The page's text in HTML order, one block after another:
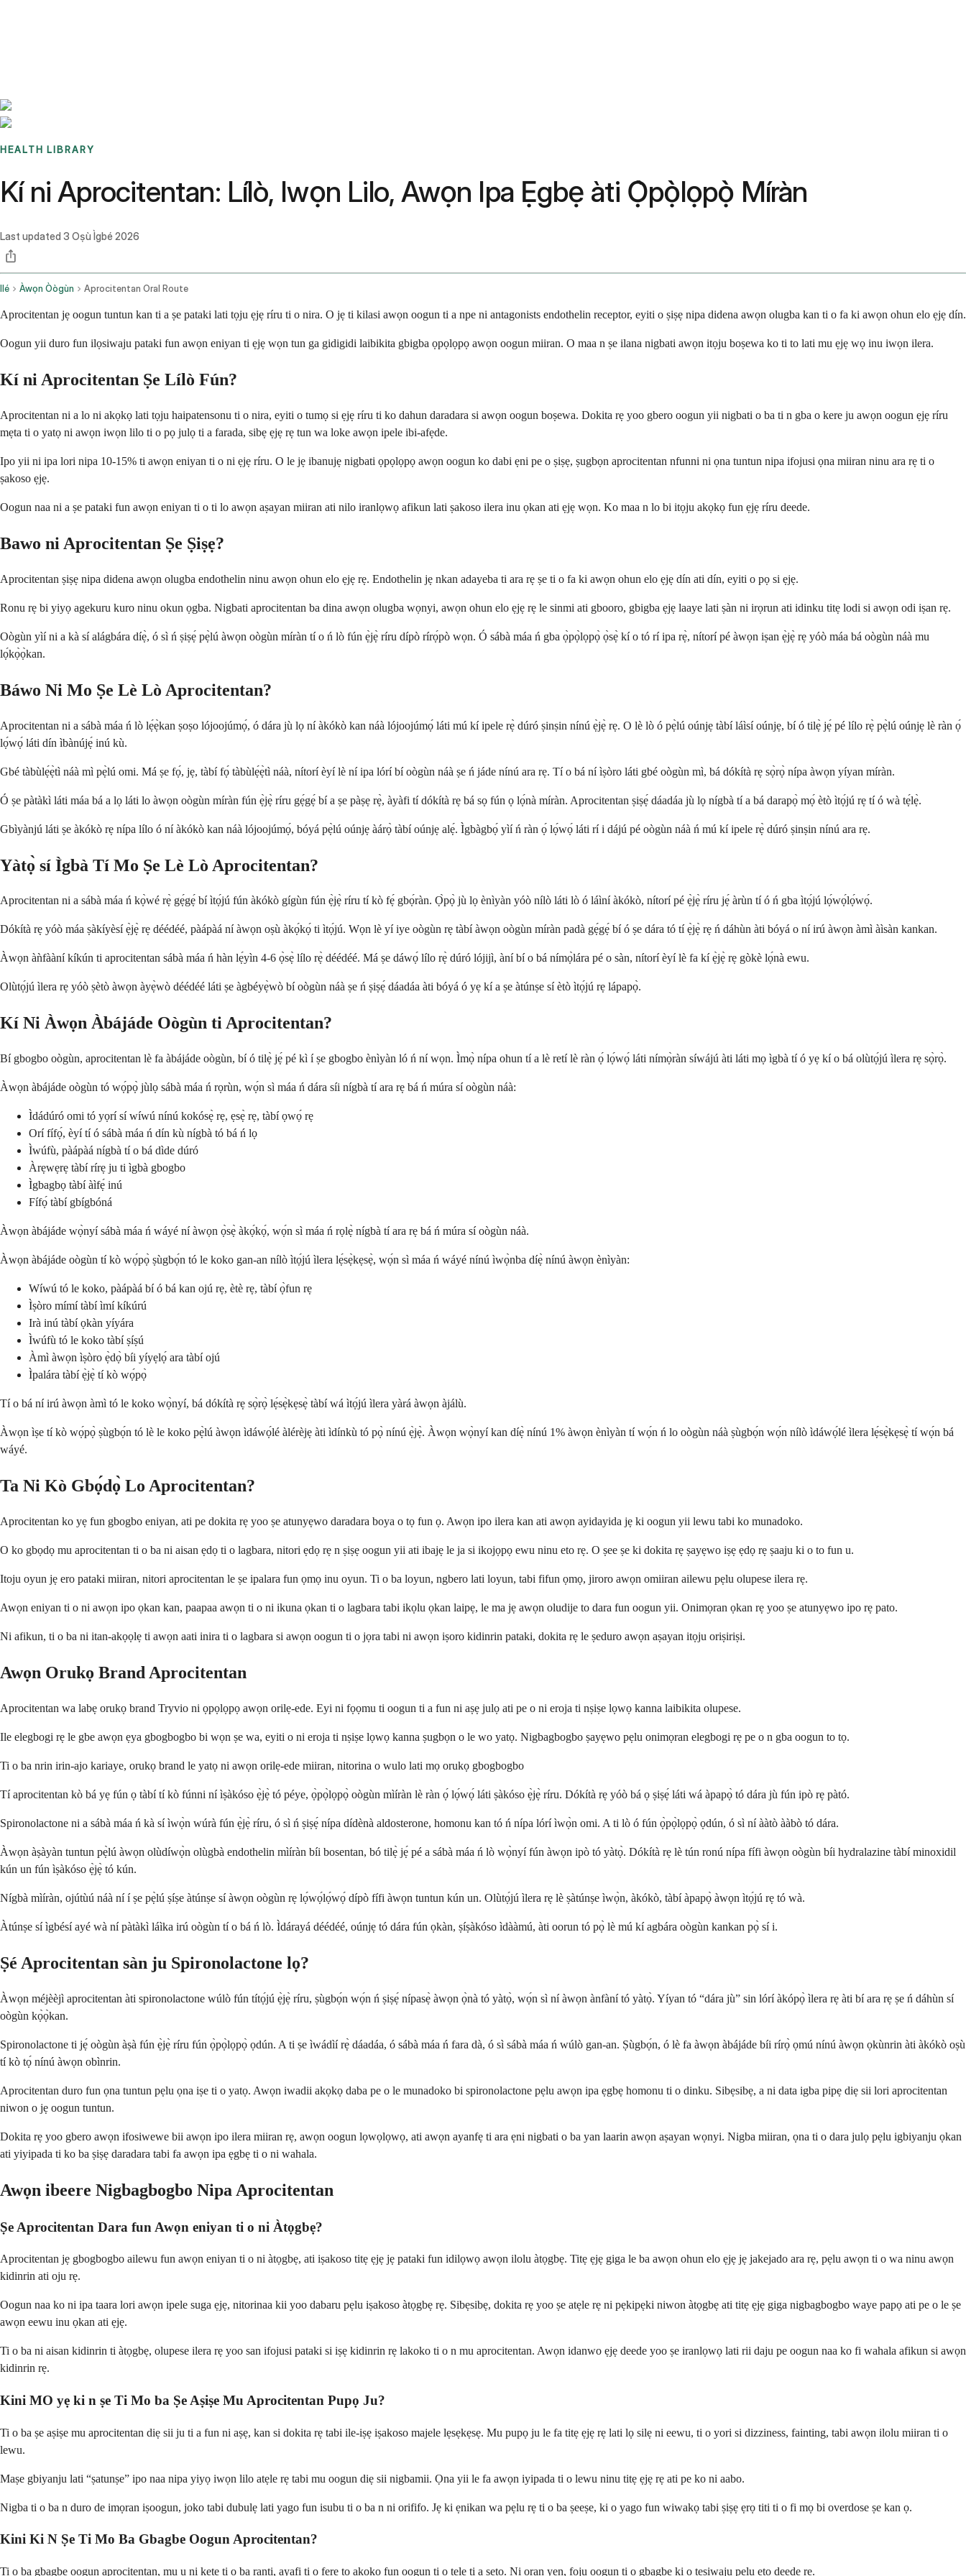
HEALTH LIBRARY
Kí ni Aprocitentan: Lílò, Iwọn Lilo, Awọn Ipa Ẹgbẹ àti Ọ̀pọ̀lọpọ̀ Míràn
Last updated 3 Oṣù Ìgbé 2026
Ilé Àwọn Òògùn Aprocitentan Oral Route
Aprocitentan jẹ oogun tuntun kan ti a ṣe pataki lati tọju ẹjẹ ríru ti o nira. O jẹ ti kilasi awọn oogun ti a npe ni antagonists endothelin receptor, eyiti o ṣiṣẹ nipa didena awọn olugba kan ti o fa ki awọn ohun elo ẹjẹ dín.
Oogun yii duro fun ilọsiwaju pataki fun awọn eniyan ti ẹjẹ wọn tun ga gidigidi laibikita gbigba ọpọlọpọ awọn oogun miiran. O maa n ṣe ilana nigbati awọn itọju boṣewa ko ti to lati mu ẹjẹ wọ inu iwọn ilera.
Kí ni Aprocitentan Ṣe Lílò Fún?
Aprocitentan ni a lo ni akọkọ lati tọju haipatensonu ti o nira, eyiti o tumọ si ẹjẹ ríru ti ko dahun daradara si awọn oogun boṣewa. Dokita rẹ yoo gbero oogun yii nigbati o ba ti n gba o kere ju awọn oogun ẹjẹ ríru
mẹta ti o yatọ ni awọn iwọn lilo ti o pọ julọ ti a farada, sibẹ ẹjẹ rẹ tun wa loke awọn ipele ibi-afẹde.
Ipo yii ni ipa lori nipa 10-15% ti awọn eniyan ti o ni ẹjẹ ríru. O le jẹ ibanujẹ nigbati ọpọlọpọ awọn oogun ko dabi ẹni pe o ṣiṣẹ, ṣugbọn aprocitentan nfunni ni ọna tuntun nipa ifojusi ọna miiran ninu ara rẹ ti o
ṣakoso ẹjẹ.
Oogun naa ni a ṣe pataki fun awọn eniyan ti o ti lo awọn aṣayan miiran ati nilo iranlọwọ afikun lati ṣakoso ilera inu ọkan ati ẹjẹ wọn. Ko maa n lo bi itọju akọkọ fun ẹjẹ ríru deede.
Bawo ni Aprocitentan Ṣe Ṣiṣẹ?
Aprocitentan ṣiṣẹ nipa didena awọn olugba endothelin ninu awọn ohun elo ẹjẹ rẹ. Endothelin jẹ nkan adayeba ti ara rẹ ṣe ti o fa ki awọn ohun elo ẹjẹ dín ati dín, eyiti o pọ si ẹjẹ.
Ronu rẹ bi yiyọ agekuru kuro ninu okun ọgba. Nigbati aprocitentan ba dina awọn olugba wọnyi, awọn ohun elo ẹjẹ rẹ le sinmi ati gbooro, gbigba ẹjẹ laaye lati ṣàn ni irọrun ati idinku titẹ lodi si awọn odi iṣan rẹ.
Oògùn yìí ni a kà sí alágbára díẹ̀, ó sì ń ṣiṣẹ́ pẹ̀lú àwọn oògùn míràn tí o ń lò fún ẹ̀jẹ̀ ríru dípò rírọ́pò wọn. Ó sábà máa ń gba ọ̀pọ̀lọpọ̀ ọ̀sẹ̀ kí o tó rí ipa rẹ̀, nítorí pé àwọn iṣan ẹ̀jẹ̀ rẹ yóò máa bá oògùn náà mu
lọ́kọ̀ọ̀kan.
Báwo Ni Mo Ṣe Lè Lò Aprocitentan?
Aprocitentan ni a sábà máa ń lò lẹ́ẹ̀kan ṣoṣo lójoojúmọ́, ó dára jù lọ ní àkókò kan náà lójoojúmọ́ láti mú kí ipele rẹ̀ dúró ṣinṣin nínú ẹ̀jẹ̀ rẹ. O lè lò ó pẹ̀lú oúnjẹ tàbí láìsí oúnjẹ, bí ó tilẹ̀ jẹ́ pé lílo rẹ̀ pẹ̀lú oúnjẹ lè ràn ọ́
lọ́wọ́ láti dín ìbànújẹ́ inú kù.
Gbé tàbùlẹ́ẹ̀tì náà mì pẹ̀lú omi. Má ṣe fọ́, jẹ, tàbí fọ́ tàbùlẹ́ẹ̀tì náà, nítorí èyí lè ní ipa lórí bí oògùn náà ṣe ń jáde nínú ara rẹ. Tí o bá ní ìṣòro láti gbé oògùn mì, bá dókítà rẹ sọ̀rọ̀ nípa àwọn yíyan míràn.
Ó ṣe pàtàkì láti máa bá a lọ láti lo àwọn oògùn míràn fún ẹ̀jẹ̀ ríru gẹ́gẹ́ bí a ṣe pàṣẹ rẹ̀, àyàfi tí dókítà rẹ bá sọ fún ọ lọ́nà míràn. Aprocitentan ṣiṣẹ́ dáadáa jù lọ nígbà tí a bá darapọ̀ mọ́ ètò ìtọ́jú rẹ tí ó wà tẹ́lẹ̀.
Gbìyànjú láti ṣe àkókò rẹ nípa lílo ó ní àkókò kan náà lójoojúmọ́, bóyá pẹ̀lú oúnjẹ àárọ̀ tàbí oúnjẹ alẹ́. Ìgbàgbọ́ yìí ń ràn ọ́ lọ́wọ́ láti rí i dájú pé oògùn náà ń mú kí ipele rẹ̀ dúró ṣinṣin nínú ara rẹ.
Yàtọ̀ sí Ìgbà Tí Mo Ṣe Lè Lò Aprocitentan?
Aprocitentan ni a sábà máa ń kọ̀wé rẹ̀ gẹ́gẹ́ bí ìtọ́jú fún àkókò gígùn fún ẹ̀jẹ̀ ríru tí kò fẹ́ gbọ́ràn. Ọ̀pọ̀ jù lọ ènìyàn yóò nílò láti lò ó láìní àkókò, nítorí pé ẹ̀jẹ̀ ríru jẹ́ àrùn tí ó ń gba ìtọ́jú lọ́wọ́lọ́wọ́.
Dókítà rẹ yóò máa ṣàkíyèsí ẹ̀jẹ̀ rẹ déédéé, pàápàá ní àwọn oṣù àkọ́kọ́ ti ìtọ́jú. Wọn lè yí iye oògùn rẹ tàbí àwọn oògùn míràn padà gẹ́gẹ́ bí ó ṣe dára tó tí ẹ̀jẹ̀ rẹ ń dáhùn àti bóyá o ní irú àwọn àmì àìsàn kankan.
Àwọn àǹfààní kíkún ti aprocitentan sábà máa ń hàn lẹ́yìn 4-6 ọ̀sẹ̀ lílo rẹ̀ déédéé. Má ṣe dáwọ́ lílo rẹ̀ dúró lójijì, àní bí o bá nímọ̀lára pé o sàn, nítorí èyí lè fa kí ẹ̀jẹ̀ rẹ gòkè lọ́nà ewu.
Olùtọ́jú ìlera rẹ yóò ṣètò àwọn àyẹ̀wò déédéé láti ṣe àgbéyẹ̀wò bí oògùn náà ṣe ń ṣiṣẹ́ dáadáa àti bóyá ó yẹ kí a ṣe àtúnṣe sí ètò ìtọ́jú rẹ lápapọ̀.
Kí Ni Àwọn Àbájáde Oògùn ti Aprocitentan?
Bí gbogbo oògùn, aprocitentan lè fa àbájáde oògùn, bí ó tilẹ̀ jẹ́ pé kì í ṣe gbogbo ènìyàn ló ń ní wọn. Ìmọ̀ nípa ohun tí a lè retí lè ràn ọ́ lọ́wọ́ láti nímọ̀ràn síwájú àti láti mọ ìgbà tí ó yẹ kí o bá olùtọ́jú ìlera rẹ sọ̀rọ̀.
Àwọn àbájáde oògùn tó wọ́pọ̀ jùlọ sábà máa ń rọrùn, wọ́n sì máa ń dára síi nígbà tí ara rẹ bá ń múra sí oògùn náà:
Ìdádúró omi tó yọrí sí wíwú nínú kokósẹ̀ rẹ, ẹsẹ̀ rẹ, tàbí ọwọ́ rẹ
Orí fífọ́, èyí tí ó sábà máa ń dín kù nígbà tó bá ń lọ
Ìwúfù, pàápàá nígbà tí o bá dìde dúró
Àrẹwẹrẹ tàbí rírẹ ju ti ìgbà gbogbo
Ìgbagbọ tàbí àìfẹ́ inú
Fífọ́ tàbí gbígbóná
Àwọn àbájáde wọ̀nyí sábà máa ń wáyé ní àwọn ọ̀sẹ̀ àkọ́kọ́, wọ́n sì máa ń rọlẹ̀ nígbà tí ara rẹ bá ń múra sí oògùn náà.
Àwọn àbájáde oògùn tí kò wọ́pọ̀ ṣùgbọ́n tó le koko gan-an nílò ìtọ́jú ìlera lẹ́sẹ̀kẹsẹ̀, wọ́n sì máa ń wáyé nínú ìwọ̀nba díẹ̀ nínú àwọn ènìyàn:
Wíwú tó le koko, pàápàá bí ó bá kan ojú rẹ, ètè rẹ, tàbí ọ̀fun rẹ
Ìṣòro mímí tàbí ìmí kíkúrú
Irà inú tàbí ọkàn yíyára
Ìwúfù tó le koko tàbí ṣíṣú
Àmì àwọn ìṣòro ẹ̀dọ̀ bíi yíyẹlọ́ ara tàbí ojú
Ìpalára tàbí ẹ̀jẹ̀ tí kò wọ́pọ̀
Tí o bá ní irú àwọn àmì tó le koko wọ̀nyí, bá dókítà rẹ sọ̀rọ̀ lẹ́sẹ̀kẹsẹ̀ tàbí wá ìtọ́jú ìlera yàrá àwọn àjálù.
Àwọn ìṣe tí kò wọ́pọ̀ ṣùgbọ́n tó lè le koko pẹ̀lú àwọn ìdáwọ́lé àlérèjẹ àti ìdínkù tó pọ̀ nínú ẹ̀jẹ̀. Àwọn wọ̀nyí kan díẹ̀ nínú 1% àwọn ènìyàn tí wọ́n ń lo oògùn náà ṣùgbọ́n wọ́n nílò ìdáwọ́lé ìlera lẹ́sẹ̀kẹsẹ̀ tí wọ́n bá
wáyé.
Ta Ni Kò Gbọ́dọ̀ Lo Aprocitentan?
Aprocitentan ko yẹ fun gbogbo eniyan, ati pe dokita rẹ yoo ṣe atunyẹwo daradara boya o tọ fun ọ. Awọn ipo ilera kan ati awọn ayidayida jẹ ki oogun yii lewu tabi ko munadoko.
O ko gbọdọ mu aprocitentan ti o ba ni aisan ẹdọ ti o lagbara, nitori ẹdọ rẹ n ṣiṣẹ oogun yii ati ibajẹ le ja si ikojọpọ ewu ninu eto rẹ. O ṣee ṣe ki dokita rẹ ṣayẹwo iṣẹ ẹdọ rẹ ṣaaju ki o to fun u.
Itoju oyun jẹ ero pataki miiran, nitori aprocitentan le ṣe ipalara fun ọmọ inu oyun. Ti o ba loyun, ngbero lati loyun, tabi fifun ọmọ, jiroro awọn omiiran ailewu pẹlu olupese ilera rẹ.
Awọn eniyan ti o ni awọn ipo ọkan kan, paapaa awọn ti o ni ikuna ọkan ti o lagbara tabi ikọlu ọkan laipẹ, le ma jẹ awọn oludije to dara fun oogun yii. Onimọran ọkan rẹ yoo ṣe atunyẹwo ipo rẹ pato.
Ni afikun, ti o ba ni itan-akọọlẹ ti awọn aati inira ti o lagbara si awọn oogun ti o jọra tabi ni awọn iṣoro kidinrin pataki, dokita rẹ le ṣeduro awọn aṣayan itọju oriṣiriṣi.
Awọn Orukọ Brand Aprocitentan
Aprocitentan wa labẹ orukọ brand Tryvio ni ọpọlọpọ awọn orilẹ-ede. Eyi ni fọọmu ti oogun ti a fun ni aṣẹ julọ ati pe o ni eroja ti nṣiṣe lọwọ kanna laibikita olupese.
Ile elegbogi rẹ le gbe awọn ẹya gbogbogbo bi wọn ṣe wa, eyiti o ni eroja ti nṣiṣe lọwọ kanna ṣugbọn o le wo yatọ. Nigbagbogbo ṣayẹwo pẹlu onimọran elegbogi rẹ pe o n gba oogun to tọ.
Ti o ba nrin irin-ajo kariaye, orukọ brand le yatọ ni awọn orilẹ-ede miiran, nitorina o wulo lati mọ orukọ gbogbogbo
Tí aprocitentan kò bá yẹ fún ọ tàbí tí kò fúnni ní ìṣàkóso ẹ̀jẹ̀ tó péye, ọ̀pọ̀lọpọ̀ oògùn mìíràn lè ràn ọ́ lọ́wọ́ láti ṣàkóso ẹ̀jẹ̀ ríru. Dókítà rẹ yóò bá ọ ṣiṣẹ́ láti wá àpapọ̀ tó dára jù fún ipò rẹ pàtó.
Spironolactone ni a sábà máa ń kà sí ìwọ̀n wúrà fún ẹ̀jẹ̀ ríru, ó sì ń ṣiṣẹ́ nípa dídènà aldosterone, homonu kan tó ń nípa lórí ìwọ̀n omi. A ti lò ó fún ọ̀pọ̀lọpọ̀ ọdún, ó sì ní ààtò ààbò tó dára.
Àwọn àṣàyàn tuntun pẹ̀lú àwọn olùdíwọ̀n olùgbà endothelin mìíràn bíi bosentan, bó tilẹ̀ jẹ́ pé a sábà máa ń lò wọ̀nyí fún àwọn ipò tó yàtọ̀. Dókítà rẹ lè tún ronú nípa fífi àwọn oògùn bíi hydralazine tàbí minoxidil
kún un fún ìṣàkóso ẹ̀jẹ̀ tó kún.
Nígbà mìíràn, ojútùú náà ní í ṣe pẹ̀lú ṣíṣe àtúnṣe sí àwọn oògùn rẹ lọ́wọ́lọ́wọ́ dípò fífi àwọn tuntun kún un. Olùtọ́jú ìlera rẹ lè ṣàtúnṣe ìwọ̀n, àkókò, tàbí àpapọ̀ àwọn ìtọ́jú rẹ tó wà.
Àtúnṣe sí ìgbésí ayé wà ní pàtàkì láìka irú oògùn tí o bá ń lò. Ìdárayá déédéé, oúnjẹ tó dára fún ọkàn, ṣíṣàkóso ìdààmú, àti oorun tó pọ̀ lè mú kí agbára oògùn kankan pọ̀ sí i.
Ṣé Aprocitentan sàn ju Spironolactone lọ?
Àwọn méjèèjì aprocitentan àti spironolactone wúlò fún títọ́jú ẹ̀jẹ̀ ríru, ṣùgbọ́n wọ́n ń ṣiṣẹ́ nípasẹ̀ àwọn ọ̀nà tó yàtọ̀, wọ́n sì ní àwọn ànfàní tó yàtọ̀. Yíyan tó “dára jù” sin lórí àkópọ̀ ìlera rẹ àti bí ara rẹ ṣe ń dáhùn sí
oògùn kọ̀ọ̀kan.
Spironolactone ti jẹ́ oògùn àṣà fún ẹ̀jẹ̀ ríru fún ọ̀pọ̀lọpọ̀ ọdún. A ti ṣe ìwádìí rẹ̀ dáadáa, ó sábà máa ń fara dà, ó sì sábà máa ń wúlò gan-an. Ṣùgbọ́n, ó lè fa àwọn àbájáde bíi rírọ̀ ọmú nínú àwọn ọkùnrin àti àkókò oṣù
tí kò tọ́ nínú àwọn obìnrin.
Aprocitentan duro fun ọna tuntun pẹlu ọna iṣe ti o yatọ. Awọn iwadii akọkọ daba pe o le munadoko bi spironolactone pẹlu awọn ipa ẹgbẹ homonu ti o dinku. Sibẹsibẹ, a ni data igba pipẹ diẹ sii lori aprocitentan
niwon o jẹ oogun tuntun.
Dokita rẹ yoo gbero awọn ifosiwewe bii awọn ipo ilera miiran rẹ, awọn oogun lọwọlọwọ, ati awọn ayanfẹ ti ara ẹni nigbati o ba yan laarin awọn aṣayan wọnyi. Nigba miiran, ọna ti o dara julọ pẹlu igbiyanju ọkan
ati yiyipada ti ko ba ṣiṣẹ daradara tabi fa awọn ipa ẹgbẹ ti o ni wahala.
Awọn ibeere Nigbagbogbo Nipa Aprocitentan
Ṣe Aprocitentan Dara fun Awọn eniyan ti o ni Àtọgbẹ?
Aprocitentan jẹ gbogbogbo ailewu fun awọn eniyan ti o ni àtọgbẹ, ati iṣakoso titẹ ẹjẹ jẹ pataki fun idilọwọ awọn ilolu àtọgbẹ. Titẹ ẹjẹ giga le ba awọn ohun elo ẹjẹ jẹ jakejado ara rẹ, pẹlu awọn ti o wa ninu awọn
kidinrin ati oju rẹ.
Oogun naa ko ni ipa taara lori awọn ipele suga ẹjẹ, nitorinaa kii yoo dabaru pẹlu iṣakoso àtọgbẹ rẹ. Sibẹsibẹ, dokita rẹ yoo ṣe atẹle rẹ ni pẹkipẹki niwon àtọgbẹ ati titẹ ẹjẹ giga nigbagbogbo waye papọ ati pe o le ṣe
awọn eewu inu ọkan ati ẹjẹ.
Ti o ba ni aisan kidinrin ti àtọgbẹ, olupese ilera rẹ yoo san ifojusi pataki si iṣẹ kidinrin rẹ lakoko ti o n mu aprocitentan. Awọn idanwo ẹjẹ deede yoo ṣe iranlọwọ lati rii daju pe oogun naa ko fi wahala afikun si awọn
kidinrin rẹ.
Kini MO yẹ ki n ṣe Ti Mo ba Ṣe Aṣiṣe Mu Aprocitentan Pupọ Ju?
Ti o ba ṣe aṣiṣe mu aprocitentan diẹ sii ju ti a fun ni aṣẹ, kan si dokita rẹ tabi ile-iṣẹ iṣakoso majele lẹsẹkẹsẹ. Mu pupọ ju le fa titẹ ẹjẹ rẹ lati lọ silẹ ni eewu, ti o yori si dizziness, fainting, tabi awọn ilolu miiran ti o
lewu.
Maṣe gbiyanju lati “ṣatunṣe” ipo naa nipa yiyọ iwọn lilo atẹle rẹ tabi mu oogun diẹ sii nigbamii. Ọna yii le fa awọn iyipada ti o lewu ninu titẹ ẹjẹ rẹ ati pe ko ni aabo.
Nigba ti o ba n duro de imọran iṣoogun, joko tabi dubulẹ lati yago fun isubu ti o ba n ni orififo. Jẹ ki ẹnikan wa pẹlu rẹ ti o ba ṣeeṣe, ki o yago fun wiwakọ tabi ṣiṣẹ ẹrọ titi ti o fi mọ bi overdose ṣe kan ọ.
Kini Ki N Ṣe Ti Mo Ba Gbagbe Oogun Aprocitentan?
Ti o ba gbagbe oogun aprocitentan, mu u ni kete ti o ba ranti, ayafi ti o fẹrẹ to akoko fun oogun ti o tẹle ti a ṣeto. Ni ọran yẹn, foju oogun ti o gbagbe ki o tẹsiwaju pẹlu eto deede rẹ.